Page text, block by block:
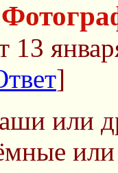
13
]
или
или